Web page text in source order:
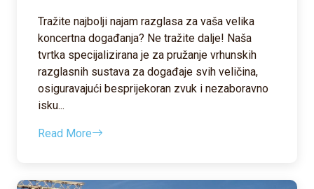
Tražite najbolji najam razglasa za vaša velika
koncertna događanja? Ne tražite dalje! Naša
tvrtka specijalizirana je za pružanje vrhunskih
razglasnih sustava za događaje svih veličina,
osiguravajući besprijekoran zvuk i nezaboravno
isku...
Read More